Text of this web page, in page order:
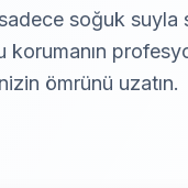
soğuk
ömrünü uzatın.